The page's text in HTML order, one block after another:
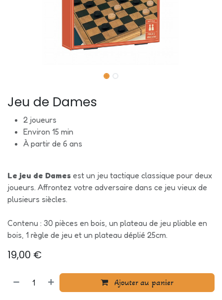
Jeu de Dames
2 joueurs
Environ 15 min
À partir de 6 ans
Le jeu de Dames est un jeu tactique classique pour deux
joueurs. Affrontez votre adversaire dans ce jeu vieux de
plusieurs siècles.
Contenu : 30 pièces en bois, un plateau de jeu pliable en
bois, 1 règle de jeu et un plateau déplié 25cm.
19,00 €
Ajouter au panier